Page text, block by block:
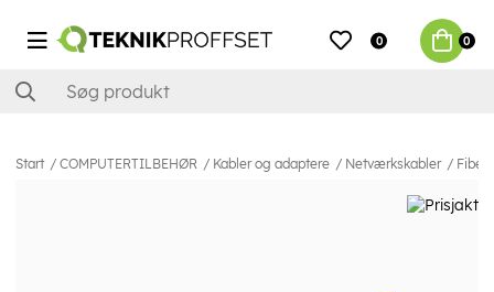
0 0
Start COMPUTERTILBEHØR Kabler og adaptere Netværkskabler